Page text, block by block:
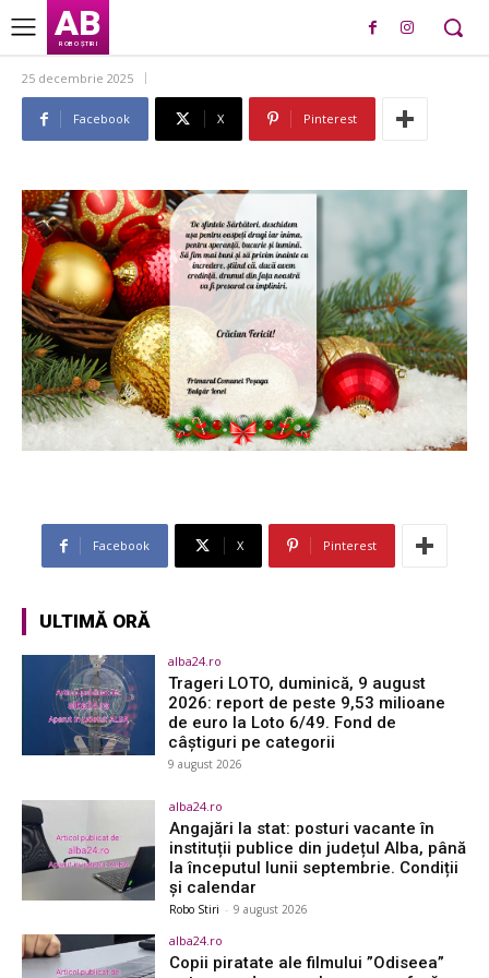
AB
ROBO ȘTIRI
25 decembrie 2025
Facebook X Pinterest
Facebook X Pinterest
ULTIMĂ ORĂ
alba24.ro
Trageri LOTO, duminică, 9 august
2026: report de peste 9,53 milioane
de euro la Loto 6/49. Fond de
câștiguri pe categorii
9 august 2026
alba24.ro
Angajări la stat: posturi vacante în
instituții publice din județul Alba, până
la începutul lunii septembrie. Condiții
și calendar
Robo Stiri - 9 august 2026
alba24.ro
Copii piratate ale filmului ”Odiseea”